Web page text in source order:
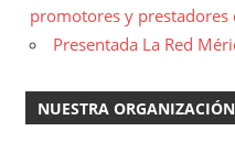
promotores y prestadores
Presentada La Red
NUESTRA ORGANIZACIÓN